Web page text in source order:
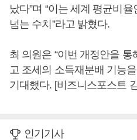
났다”며 “이는 세계 평균비
넘는 수치”라고 밝혔다.
최 의원은 “이번 개정안을
고 조세의 소득재분배 기능
기대했다. [비즈니스포스트
인기기사